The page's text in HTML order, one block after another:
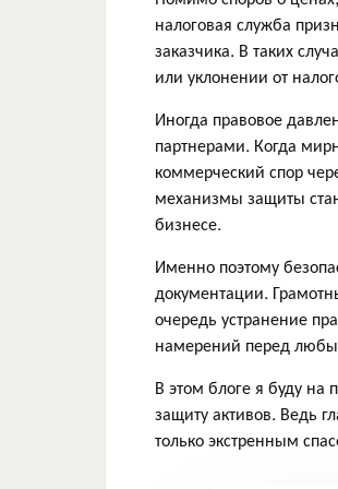
налоговая служба
заказчика. В таких
или уклонении от
Иногда правовое
партнерами. Когда
коммерческий спор
механизмы защиты
бизнесе.
Именно поэтому
документации.
очередь устранение
намерений перед
В этом блоге я буду на
защиту активов. Ведь
только экстренным